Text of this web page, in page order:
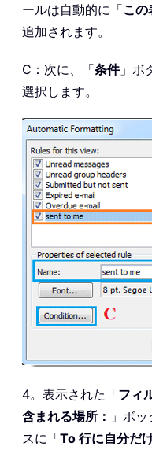
ールは自動的に「この
追加されます。
C：次に、「条件」ボ
選択します。
4。表示された「フィ
含まれる場所： 」ボ
スに「To 行に自分だ